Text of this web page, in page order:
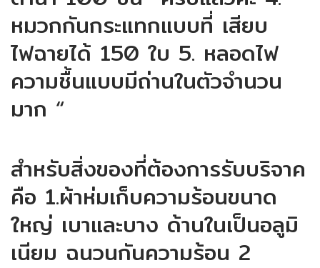
หมวกกันกระแทกแบบที่ เสียบ
ไฟฉายได้ 150 ใบ 5. หลอดไฟ
ความชื้นแบบมีถ่านในตัวจำนวน
มาก “
สำหรับสิ่งของที่ต้องการรับบริจาค
คือ 1.ผ้าห่มเก็บความร้อนขนาด
ใหญ่ เบาและบาง ด้านในเป็นอลูมิ
เนียม ฉนวนกันความร้อน 2